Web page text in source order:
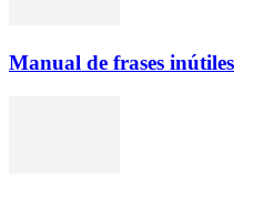
Manual de frases inútiles